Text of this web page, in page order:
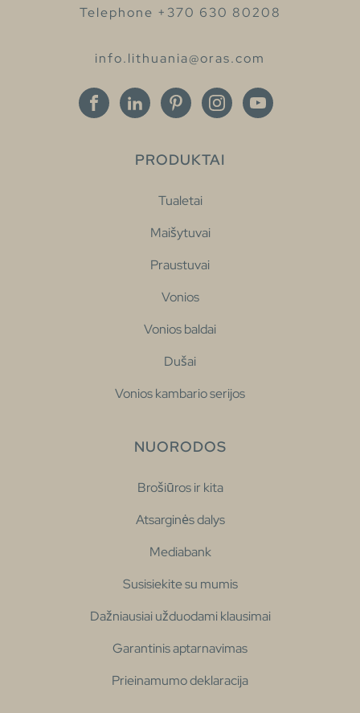
Telephone +370 630 80208
info.lithuania@oras.com
PRODUKTAI
Tualetai
Maišytuvai
Praustuvai
Vonios
Vonios baldai
Dušai
Vonios kambario serijos
NUORODOS
Brošiūros ir kita
Atsarginės dalys
Mediabank
Susisiekite su mumis
Dažniausiai užduodami klausimai
Garantinis aptarnavimas
Prieinamumo deklaracija